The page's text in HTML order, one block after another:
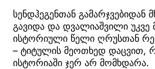
სენდჰეგენთან
გავიდა და დვალიაშვილი უკვე
ისტორიული წელი ღრუსთან
– ტიტულის მეოთხედ დაცვით,
ისტორიაში ჯერ არ მომხდარა.